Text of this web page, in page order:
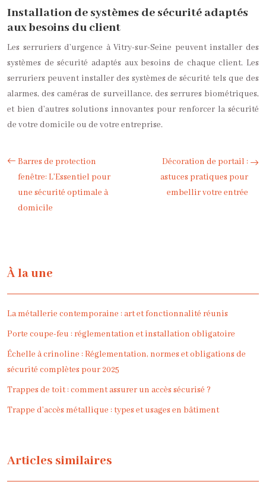
Installation de systèmes de sécurité adaptés
aux besoins du client
Les serruriers d’urgence à Vitry-sur-Seine peuvent installer des
systèmes de sécurité adaptés aux besoins de chaque client. Les
serruriers peuvent installer des systèmes de sécurité tels que des
alarmes, des caméras de surveillance, des serrures biométriques,
et bien d’autres solutions innovantes pour renforcer la sécurité
de votre domicile ou de votre entreprise.
Barres de protection
fenêtre: L’Essentiel pour
une sécurité optimale à
domicile
Décoration de portail :
astuces pratiques pour
embellir votre entrée
À la une
La métallerie contemporaine : art et fonctionnalité réunis
Porte coupe-feu : réglementation et installation obligatoire
Échelle à crinoline : Réglementation, normes et obligations de
sécurité complètes pour 2025
Trappes de toit : comment assurer un accès sécurisé ?
Trappe d’accès métallique : types et usages en bâtiment
Articles similaires